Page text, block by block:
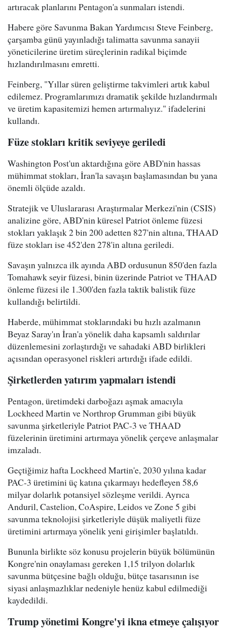
artıracak planlarını Pentagon'a sunmaları istendi.
Habere göre Savunma Bakan Yardımcısı Steve Feinberg,
çarşamba günü yayınladığı talimatta savunma sanayii
yöneticilerine üretim süreçlerinin radikal biçimde
hızlandırılmasını emretti.
Feinberg, "Yıllar süren geliştirme takvimleri artık kabul
edilemez. Programlarımızı dramatik şekilde hızlandırmalı
ve üretim kapasitemizi hemen artırmalıyız." ifadelerini
kullandı.
Füze stokları kritik seviyeye geriledi
Washington Post'un aktardığına göre ABD'nin hassas
mühimmat stokları, İran'la savaşın başlamasından bu yana
önemli ölçüde azaldı.
Stratejik ve Uluslararası Araştırmalar Merkezi'nin (CSIS)
analizine göre, ABD'nin küresel Patriot önleme füzesi
stokları yaklaşık 2 bin 200 adetten 827'nin altına, THAAD
füze stokları ise 452'den 278'in altına geriledi.
Savaşın yalnızca ilk ayında ABD ordusunun 850'den fazla
Tomahawk seyir füzesi, binin üzerinde Patriot ve THAAD
önleme füzesi ile 1.300'den fazla taktik balistik füze
kullandığı belirtildi.
Haberde, mühimmat stoklarındaki bu hızlı azalmanın
Beyaz Saray'ın İran'a yönelik daha kapsamlı saldırılar
düzenlemesini zorlaştırdığı ve sahadaki ABD birlikleri
açısından operasyonel riskleri artırdığı ifade edildi.
Şirketlerden yatırım yapmaları istendi
Pentagon, üretimdeki darboğazı aşmak amacıyla
Lockheed Martin ve Northrop Grumman gibi büyük
savunma şirketleriyle Patriot PAC-3 ve THAAD
füzelerinin üretimini artırmaya yönelik çerçeve anlaşmalar
imzaladı.
Geçtiğimiz hafta Lockheed Martin'e, 2030 yılına kadar
PAC-3 üretimini üç katına çıkarmayı hedefleyen 58,6
milyar dolarlık potansiyel sözleşme verildi. Ayrıca
Anduril, Castelion, CoAspire, Leidos ve Zone 5 gibi
savunma teknolojisi şirketleriyle düşük maliyetli füze
üretimini artırmaya yönelik yeni girişimler başlatıldı.
Bununla birlikte söz konusu projelerin büyük bölümünün
Kongre'nin onaylaması gereken 1,15 trilyon dolarlık
savunma bütçesine bağlı olduğu, bütçe tasarısının ise
siyasi anlaşmazlıklar nedeniyle henüz kabul edilmediği
kaydedildi.
Trump yönetimi Kongre'yi ikna etmeye çalışıyor